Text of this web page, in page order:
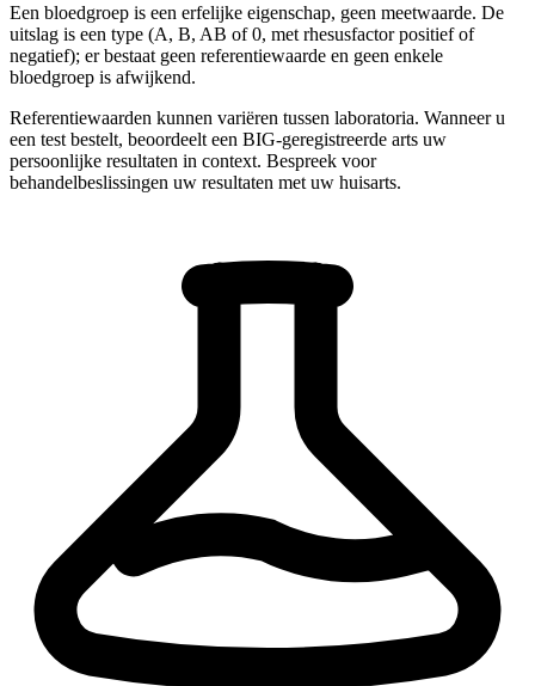
Een bloedgroep is een erfelijke eigenschap, geen meetwaarde. De
uitslag is een type (A, B, AB of 0, met rhesusfactor positief of
negatief); er bestaat geen referentiewaarde en geen enkele
bloedgroep is afwijkend.
Referentiewaarden kunnen variëren tussen laboratoria. Wanneer u
een test bestelt, beoordeelt een BIG-geregistreerde arts uw
persoonlijke resultaten in context. Bespreek voor
behandelbeslissingen uw resultaten met uw huisarts.